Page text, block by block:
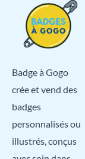
Badge à Gogo
crée et vend des
badges
personnalisés ou
illustrés, conçus